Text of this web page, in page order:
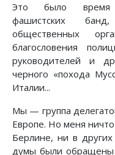
Это было время
фашистских
общественных
благословения
руководителей и
черного «похода
Италии...
Мы — группа
Европе. Но меня
Берлине, ни в
думы были обращены